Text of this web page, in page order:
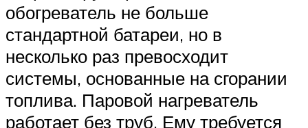
обогреватель не больше
стандартной батареи, но в
несколько раз превосходит
системы, основанные на сгорании
топлива. Паровой нагреватель
работает без труб. Ему требуется